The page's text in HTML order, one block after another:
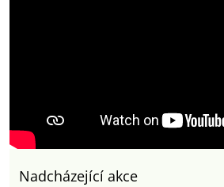
Nadcházející akce